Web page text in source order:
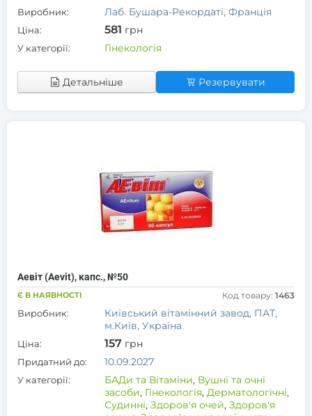
Виробник: Лаб. Бушара-Рекордаті, Франція
Ціна: 581 грн
У категорії: Гінекологія
Детальніше Резервувати
Аевіт (Aevit), капс., №50
Є В НАЯВНОСТІ Код товару: 1463
Виробник:
Київський вітамінний завод, ПАТ,
м.Київ, Україна
Ціна: 157 грн
Придатний до: 10.09.2027
У категорії: БАДи та Вітаміни, Вушні та очні
засоби, Гінекологія, Дерматологічні,
Судинні, Здоров'я очей, Здоров'я